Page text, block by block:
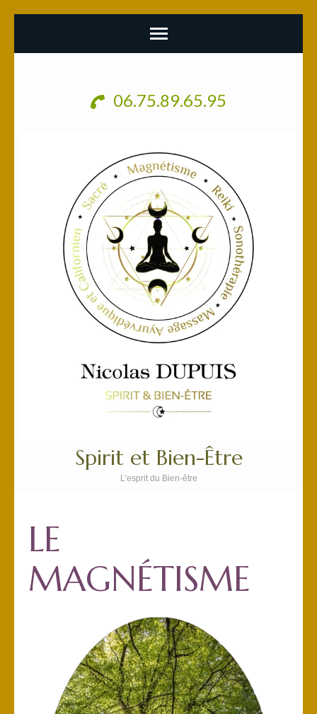
06.75.89.65.95
Spirit et Bien-Être
L’esprit du Bien-être
LE
MAGNÉTISME